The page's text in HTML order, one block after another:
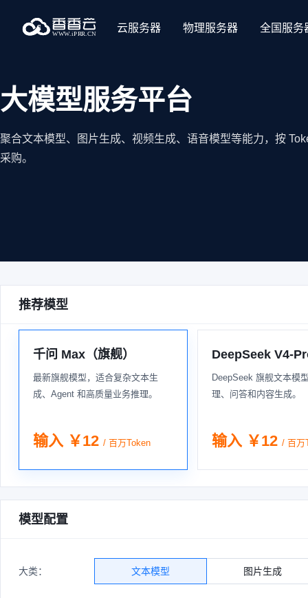
云服务器 物理服务器 全国服务
大模型服务平台
聚合文本模型、图片生成、视频生成、语音模型等能力，按
采购。
推荐模型
千问 Max（旗舰）
最新旗舰模型，适合复杂文本生
成、Agent 和高质量业务推理。
输入 ￥12 / 百万Token
DeepSeek V4-
DeepSeek 旗舰文本模
理、问答和内容生成。
输入 ￥12 / 百万
模型配置
大类： 文本模型 图片生成